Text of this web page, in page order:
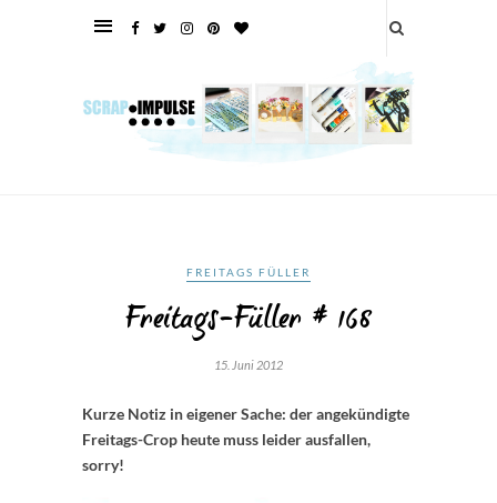
FREITAGS FÜLLER
Freitags-Füller # 168
15. Juni 2012
Kurze Notiz in eigener Sache: der angekündigte
Freitags-Crop heute muss leider ausfallen,
sorry!